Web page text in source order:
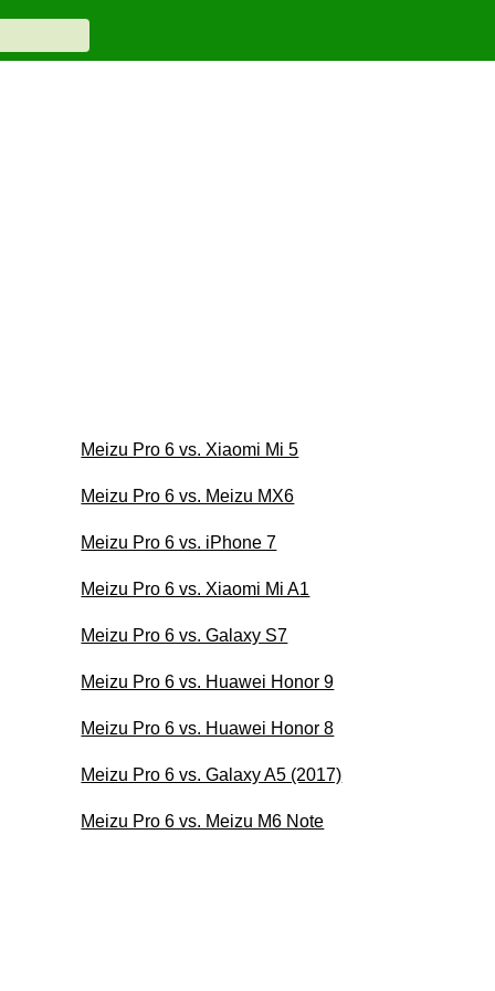
Meizu Pro 6 vs. Xiaomi Mi 5
Meizu Pro 6 vs. Meizu MX6
Meizu Pro 6 vs. iPhone 7
Meizu Pro 6 vs. Xiaomi Mi A1
Meizu Pro 6 vs. Galaxy S7
Meizu Pro 6 vs. Huawei Honor 9
Meizu Pro 6 vs. Huawei Honor 8
Meizu Pro 6 vs. Galaxy A5 (2017)
Meizu Pro 6 vs. Meizu M6 Note